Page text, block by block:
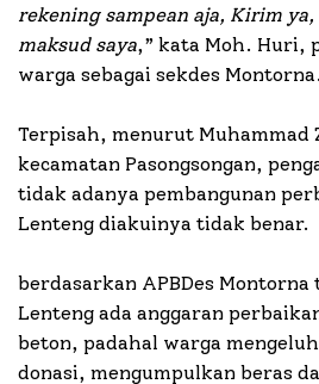
rekening sampean aja, Kirim
maksud saya,” kata Moh. Huri,
warga sebagai sekdes Montorna.
Terpisah, menurut Muhammad
kecamatan Pasongsongan,
tidak adanya pembangunan
Lenteng diakuinya tidak benar.
berdasarkan APBDes
Lenteng ada anggaran
beton, padahal warga
donasi, mengumpulkan beras